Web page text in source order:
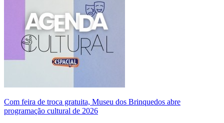
Com feira de troca gratuita, Museu dos Brinquedos abre
programação cultural de 2026